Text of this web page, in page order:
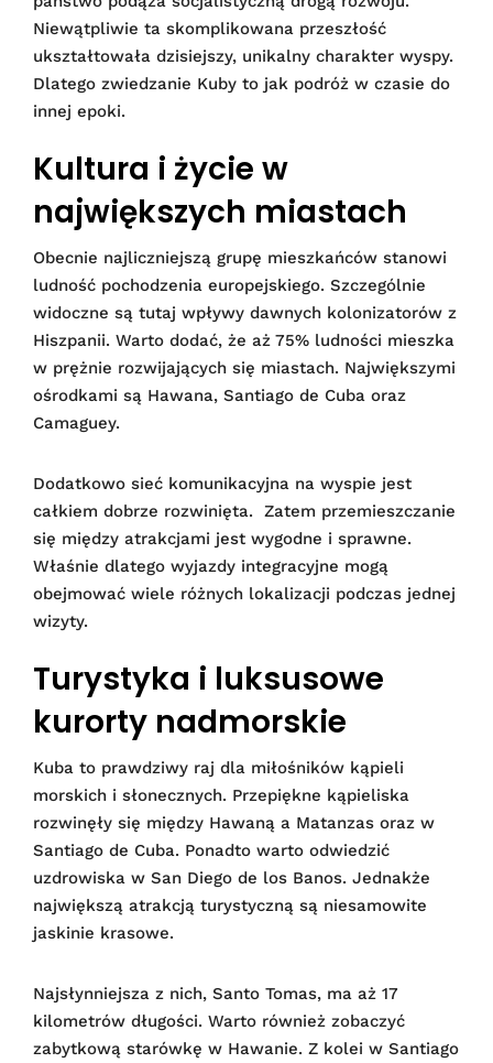
Niewątpliwie ta skomplikowana przeszłość
ukształtowała dzisiejszy, unikalny charakter wyspy.
Dlatego zwiedzanie Kuby to jak podróż w czasie do
innej epoki.
Kultura i życie w
największych miastach
Obecnie najliczniejszą grupę mieszkańców stanowi
ludność pochodzenia europejskiego. Szczególnie
widoczne są tutaj wpływy dawnych kolonizatorów z
Hiszpanii. Warto dodać, że aż 75% ludności mieszka
w prężnie rozwijających się miastach. Największymi
ośrodkami są Hawana, Santiago de Cuba oraz
Camaguey.
Dodatkowo sieć komunikacyjna na wyspie jest
całkiem dobrze rozwinięta. Zatem przemieszczanie
się między atrakcjami jest wygodne i sprawne.
Właśnie dlatego wyjazdy integracyjne mogą
obejmować wiele różnych lokalizacji podczas jednej
wizyty.
Turystyka i luksusowe
kurorty nadmorskie
Kuba to prawdziwy raj dla miłośników kąpieli
morskich i słonecznych. Przepiękne kąpieliska
rozwinęły się między Hawaną a Matanzas oraz w
Santiago de Cuba. Ponadto warto odwiedzić
uzdrowiska w San Diego de los Banos. Jednakże
największą atrakcją turystyczną są niesamowite
jaskinie krasowe.
Najsłynniejsza z nich, Santo Tomas, ma aż 17
kilometrów długości. Warto również zobaczyć
zabytkową starówkę w Hawanie. Z kolei w Santiago